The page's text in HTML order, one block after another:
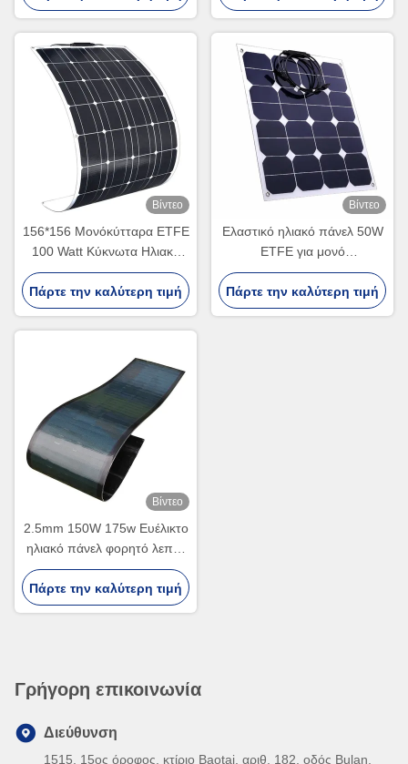
Βίντεο
156*156 Μονόκύτταρα ETFE
100 Watt Κύκνωτα Ηλιακά
Πίνακα για εφαρμογές
Ηλιακής Ενέργειας
Πάρτε την καλύτερη τιμή
Βίντεο
Ελαστικό ηλιακό πάνελ 50W
ETFE για μονό
υδατοασφαλές ηλιακό
σύστημα 12V
Πάρτε την καλύτερη τιμή
Βίντεο
2.5mm 150W 175w Ευέλικτο
ηλιακό πάνελ φορητό λεπτό
φιλμ καμπυλωτό CIGS
ηλιακό πάνελ
Πάρτε την καλύτερη τιμή
Γρήγορη επικοινωνία
Διεύθυνση
1515, 15ος όροφος, κτίριο Baotai, αριθ. 182, οδός Bulan,